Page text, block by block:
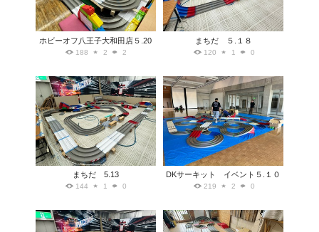
ホビーオフ八王子大和田店５.20
188 2 2
まちだ ５.１８
120 1 0
まちだ 5.13
144 1 0
DKサーキット イベント５.１０
219 2 0